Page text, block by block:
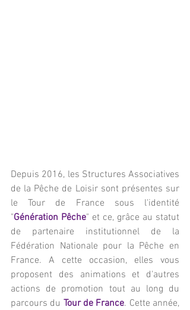
Depuis 2016, les Structures Associatives
de la Pêche de Loisir sont présentes sur
le Tour de France sous l'identité
"Génération Pêche" et ce, grâce au statut
de partenaire institutionnel de la
Fédération Nationale pour la Pêche en
France. A cette occasion, elles vous
proposent des animations et d'autres
actions de promotion tout au long du
parcours du Tour de France. Cette année,